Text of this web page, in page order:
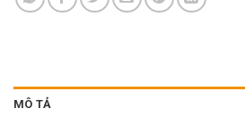
MÔ TẢ